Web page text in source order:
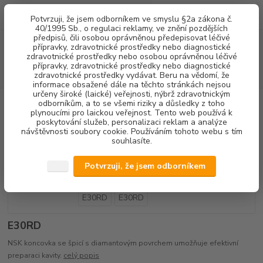
Potvrzuji, že jsem odborníkem ve smyslu §2a zákona č.
40/1995 Sb., o regulaci reklamy, ve znění pozdějších
předpisů, čili osobou oprávněnou předepisovat léčivé
přípravky, zdravotnické prostředky nebo diagnostické
zdravotnické prostředky nebo osobou oprávněnou léčivé
přípravky, zdravotnické prostředky nebo diagnostické
zdravotnické prostředky vydávat. Beru na vědomí, že
informace obsažené dále na těchto stránkách nejsou
určeny široké (laické) veřejnosti, nýbrž zdravotnickým
odborníkům, a to se všemi riziky a důsledky z toho
plynoucími pro laickou veřejnost. Tento web používá k
poskytování služeb, personalizaci reklam a analýze
návštěvnosti soubory cookie. Používáním tohoto webu s tím
souhlasíte.
Potvrzuji, že jsem odborníkem
Menu
CZK
Hledat
(Po-Pá, 8-16 hod.)
za0,00 Kč
DENTALNÍ HYGIENA KONCOVKY OZK NSK koncovka E30RD
NSK koncovka E30RD
E30RD
NSK koncovka se špicí s diamantovým povrchem umožňuje efektivní
preparaci kavity. celý popis